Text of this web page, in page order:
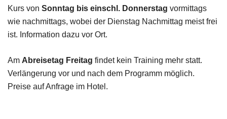
Kurs von Sonntag bis einschl. Donnerstag vormittags
wie nachmittags, wobei der Dienstag Nachmittag meist frei
ist. Information dazu vor Ort.
Am Abreisetag Freitag findet kein Training mehr statt.
Verlängerung vor und nach dem Programm möglich.
Preise auf Anfrage im Hotel.